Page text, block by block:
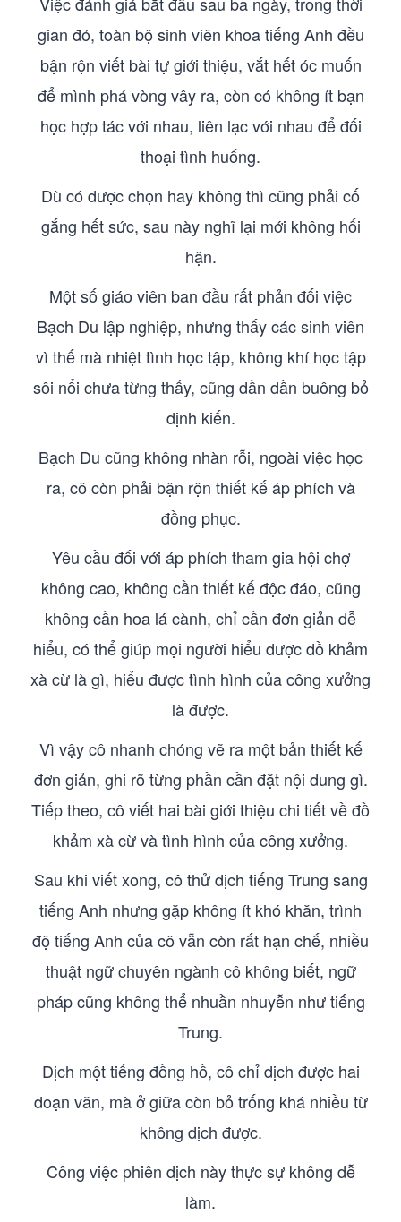
gian đó, toàn bộ sinh viên khoa tiếng Anh đều
bận rộn viết bài tự giới thiệu, vắt hết óc muốn
để mình phá vòng vây ra, còn có không ít bạn
học hợp tác với nhau, liên lạc với nhau để đối
thoại tình huống.
Dù có được chọn hay không thì cũng phải cố
gắng hết sức, sau này nghĩ lại mới không hối
hận.
Một số giáo viên ban đầu rất phản đối việc
Bạch Du lập nghiệp, nhưng thấy các sinh viên
vì thế mà nhiệt tình học tập, không khí học tập
sôi nổi chưa từng thấy, cũng dần dần buông bỏ
định kiến.
Bạch Du cũng không nhàn rỗi, ngoài việc học
ra, cô còn phải bận rộn thiết kế áp phích và
đồng phục.
Yêu cầu đối với áp phích tham gia hội chợ
không cao, không cần thiết kế độc đáo, cũng
không cần hoa lá cành, chỉ cần đơn giản dễ
hiểu, có thể giúp mọi người hiểu được đồ khảm
xà cừ là gì, hiểu được tình hình của công xưởng
là được.
Vì vậy cô nhanh chóng vẽ ra một bản thiết kế
đơn giản, ghi rõ từng phần cần đặt nội dung gì.
Tiếp theo, cô viết hai bài giới thiệu chi tiết về đồ
khảm xà cừ và tình hình của công xưởng.
Sau khi viết xong, cô thử dịch tiếng Trung sang
tiếng Anh nhưng gặp không ít khó khăn, trình
độ tiếng Anh của cô vẫn còn rất hạn chế, nhiều
thuật ngữ chuyên ngành cô không biết, ngữ
pháp cũng không thể nhuần nhuyễn như tiếng
Trung.
Dịch một tiếng đồng hồ, cô chỉ dịch được hai
đoạn văn, mà ở giữa còn bỏ trống khá nhiều từ
không dịch được.
Công việc phiên dịch này thực sự không dễ
làm.